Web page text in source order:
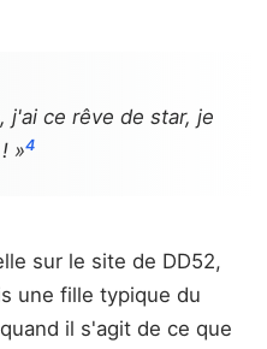
ce rêve de star, je
»4
sur le site de DD52,
une fille typique du
il s'agit de ce que